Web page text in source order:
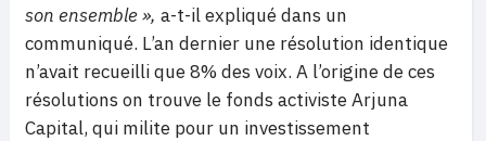
son ensemble », a-t-il expliqué dans un
communiqué. L’an dernier une résolution identique
n’avait recueilli que 8% des voix. A l’origine de ces
résolutions on trouve le fonds activiste Arjuna
Capital, qui milite pour un investissement